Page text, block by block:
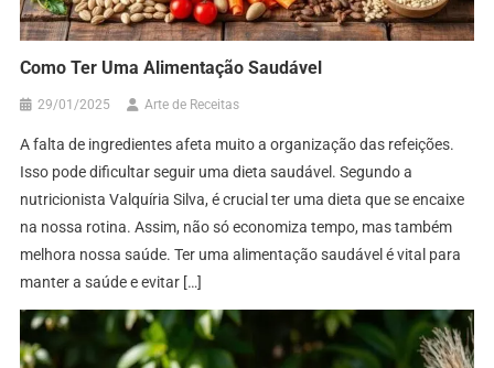
Como Ter Uma Alimentação Saudável
29/01/2025 Arte de Receitas
A falta de ingredientes afeta muito a organização das refeições.
Isso pode dificultar seguir uma dieta saudável. Segundo a
nutricionista Valquíria Silva, é crucial ter uma dieta que se encaixe
na nossa rotina. Assim, não só economiza tempo, mas também
melhora nossa saúde. Ter uma alimentação saudável é vital para
manter a saúde e evitar […]